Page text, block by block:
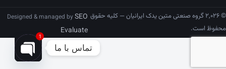
© ۲,۰۲۶ گروه صنعتی متین یدک ایرانیان — کلیه حقوق
محفوظ است.
Designed & managed bySEO
Evaluate
تماس با ما
1